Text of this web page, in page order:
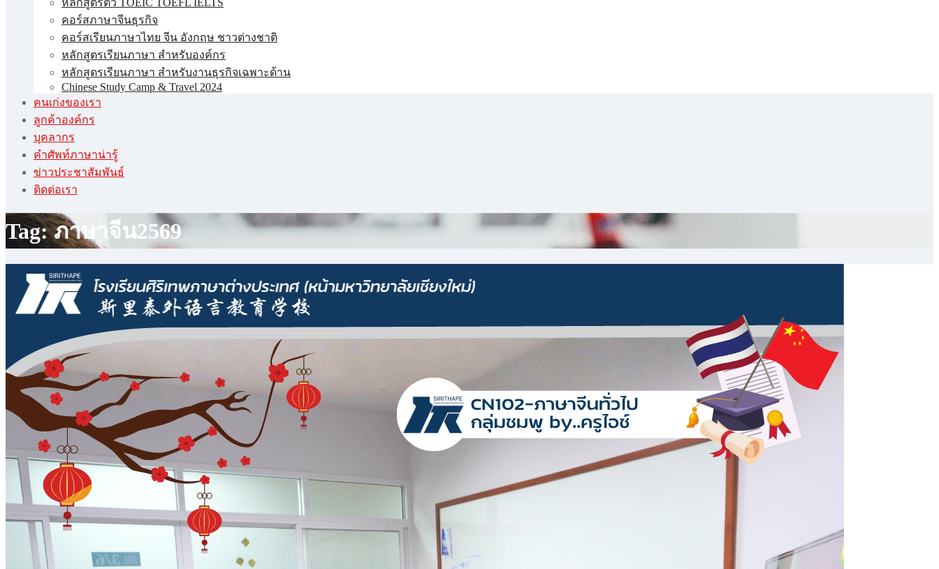
หลักสูตรติว TOEIC TOEFL IELTS
คอร์สภาษาจีนธุรกิจ
คอร์สเรียนภาษาไทย จีน อังกฤษ ชาวต่างชาติ
หลักสูตรเรียนภาษา สำหรับองค์กร
หลักสูตรเรียนภาษา สำหรับงานธุรกิจเฉพาะด้าน
Chinese Study Camp & Travel 2024
คนเก่งของเรา
ลูกค้าองค์กร
บุคลากร
คําศัพท์ภาษาน่ารู้
ข่าวประชาสัมพันธ์
ติดต่อเรา
Tag: ภาษาจีน2569